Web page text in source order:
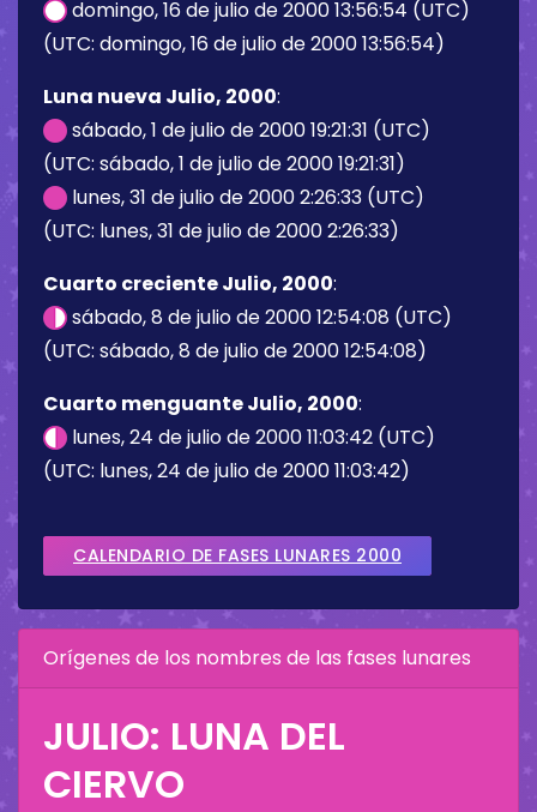
domingo, 16 de julio de 2000 13:56:54 (UTC)
(UTC: domingo, 16 de julio de 2000 13:56:54)
Luna nueva Julio, 2000:
sábado, 1 de julio de 2000 19:21:31 (UTC)
(UTC: sábado, 1 de julio de 2000 19:21:31)
lunes, 31 de julio de 2000 2:26:33 (UTC)
(UTC: lunes, 31 de julio de 2000 2:26:33)
Cuarto creciente Julio, 2000:
sábado, 8 de julio de 2000 12:54:08 (UTC)
(UTC: sábado, 8 de julio de 2000 12:54:08)
Cuarto menguante Julio, 2000:
lunes, 24 de julio de 2000 11:03:42 (UTC)
(UTC: lunes, 24 de julio de 2000 11:03:42)
CALENDARIO DE FASES LUNARES 2000
Orígenes de los nombres de las fases lunares
JULIO: LUNA DEL
CIERVO